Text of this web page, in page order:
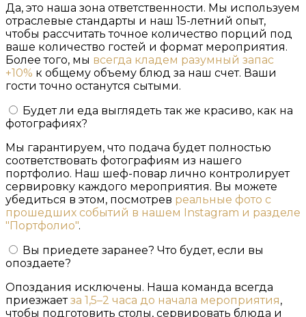
Да, это наша зона ответственности. Мы используем
отраслевые стандарты и наш 15-летний опыт,
чтобы рассчитать точное количество порций под
ваше количество гостей и формат мероприятия.
Более того, мы всегда кладем разумный запас
+10% к общему объему блюд за наш счет. Ваши
гости точно останутся сытыми.
Будет ли еда выглядеть так же красиво, как на
фотографиях?
Мы гарантируем, что подача будет полностью
соответствовать фотографиям из нашего
портфолио. Наш шеф-повар лично контролирует
сервировку каждого мероприятия. Вы можете
убедиться в этом, посмотрев реальные фото с
прошедших событий в нашем Instagram и разделе
"Портфолио".
Вы приедете заранее? Что будет, если вы
опоздаете?
Опоздания исключены. Наша команда всегда
приезжаетза 1,5–2 часа до начала мероприятия,
чтобы подготовить столы, сервировать блюда и